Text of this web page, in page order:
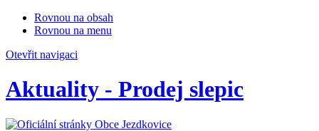
Rovnou na obsah
Rovnou na menu
Otevřit navigaci
Aktuality - Prodej slepic